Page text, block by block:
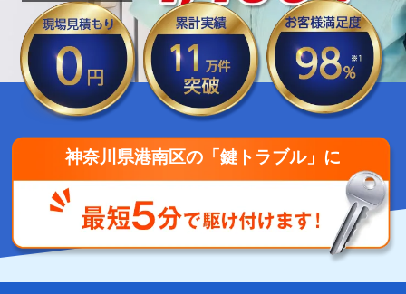
神奈川県港南区の「鍵トラブル」に